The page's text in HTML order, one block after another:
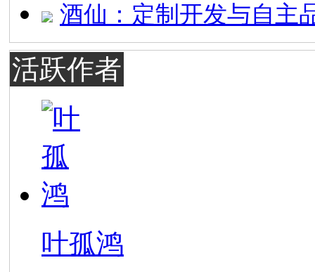
酒仙：定制开发与自主
活跃作者
叶孤鸿